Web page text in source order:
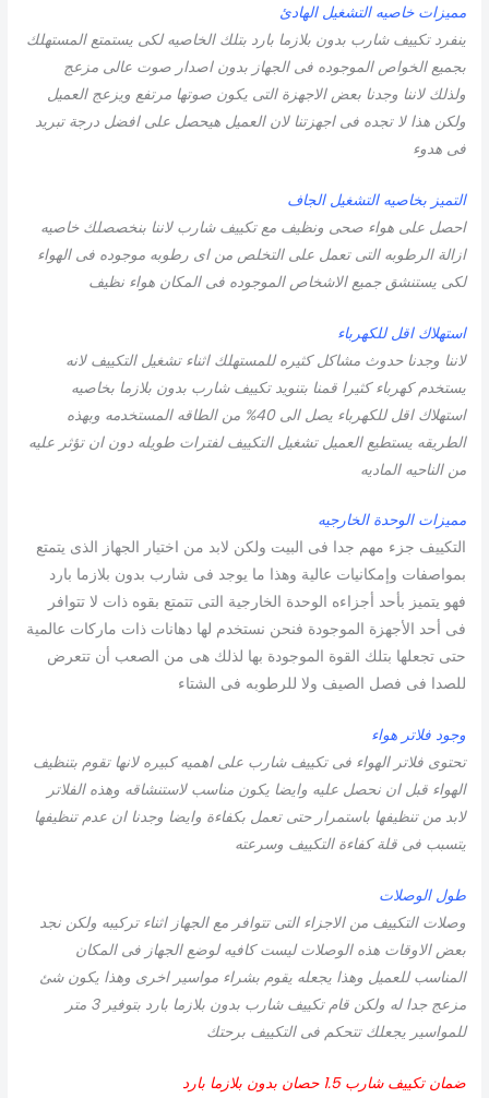
مميزات خاصيه التشغيل الهادئ
ينفرد تكييف شارب بدون بلازما بارد بتلك الخاصيه لكى يستمتع المستهلك
بجميع الخواص الموجوده فى الجهاز بدون اصدار صوت عالى مزعج
ولذلك لاننا وجدنا بعض الاجهزة التى يكون صوتها مرتفع ويزعج العميل
ولكن هذا لا تجده فى اجهزتنا لان العميل هيحصل على افضل درجة تبريد
فى هدوء
التميز بخاصيه التشغيل الجاف
احصل على هواء صحى ونظيف مع تكييف شارب لاننا بنخصصلك خاصيه
ازالة الرطوبه التى تعمل على التخلص من اى رطوبه موجوده فى الهواء
لكى يستنشق جميع الاشخاص الموجوده فى المكان هواء نظيف
استهلاك اقل للكهرباء
لاننا وجدنا حدوث مشاكل كثيره للمستهلك اثناء تشغيل التكييف لانه
يستخدم كهرباء كثيرا قمنا بتنويد تكييف شارب بدون بلازما بخاصيه
استهلاك اقل للكهرباء يصل الى 40% من الطاقه المستخدمه وبهذه
الطريقه يستطيع العميل تشغيل التكييف لفترات طويله دون ان تؤثر عليه
من الناحيه الماديه
مميزات الوحدة الخارجيه
التكييف جزء مهم جدا فى البيت ولكن لابد من اختيار الجهاز الذى يتمتع
بمواصفات وإمكانيات عالية وهذا ما يوجد فى شارب بدون بلازما بارد
فهو يتميز بأحد أجزاءه الوحدة الخارجية التى تتمتع بقوه ذات لا تتوافر
فى أحد الأجهزة الموجودة فنحن نستخدم لها دهانات ذات ماركات عالمية
حتى تجعلها بتلك القوة الموجودة بها لذلك هى من الصعب أن تتعرض
للصدا فى فصل الصيف ولا للرطوبه فى الشتاء
وجود فلاتر هواء
تحتوى فلاتر الهواء فى تكييف شارب على اهميه كبيره لانها تقوم بتنظيف
الهواء قبل ان نحصل عليه وايضا يكون مناسب لاستنشاقه وهذه الفلاتر
لابد من تنظيفها باستمرار حتى تعمل بكفاءة وايضا وجدنا ان عدم تنظيفها
يتسبب فى قلة كفاءة التكييف وسرعته
طول الوصلات
وصلات التكييف من الاجزاء التى تتوافر مع الجهاز اثناء تركيبه ولكن نجد
بعض الاوقات هذه الوصلات ليست كافيه لوضع الجهاز فى المكان
المناسب للعميل وهذا يجعله يقوم بشراء مواسير اخرى وهذا يكون شئ
مزعج جدا له ولكن قام تكييف شارب بدون بلازما بارد بتوفير 3 متر
للمواسير يجعلك تتحكم فى التكييف برحتك
ضمان تكييف شارب 1.5 حصان بدون بلازما بارد